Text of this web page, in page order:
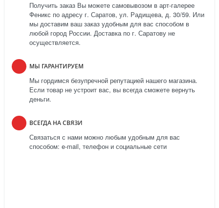
Получить заказ Вы можете самовывозом в арт-галерее
Феникс по адресу г. Саратов, ул. Радищева, д. 30/59. Или
мы доставим ваш заказ удобным для вас способом в
любой город России. Доставка по г. Саратову не
осуществляется.
МЫ ГАРАНТИРУЕМ
Мы гордимся безупречной репутацией нашего магазина.
Если товар не устроит вас, вы всегда сможете вернуть
деньги.
ВСЕГДА НА СВЯЗИ
Связаться с нами можно любым удобным для вас
способом: e-mail, телефон и социальные сети